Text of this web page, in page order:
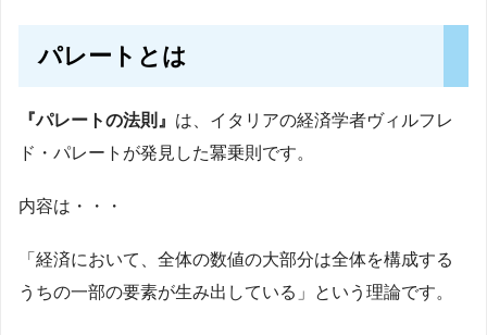
パレートとは
『パレートの法則』 は、イタリアの経済学者ヴィルフレ
ド・パレートが発見した冪乗則です。
内容は・・・
「経済において、全体の数値の大部分は全体を構成する
うちの一部の要素が生み出している」という理論です。